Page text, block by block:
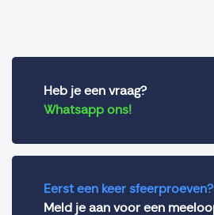
Heb je een vraag?
Whatsapp ons!
Eerst een keer sfeerproeven?
Meld je aan voor een